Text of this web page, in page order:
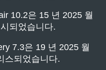
10.2은 15 년 2025 월
되었습니다.
7.3은 19 년 2025 월
스되었습니다.